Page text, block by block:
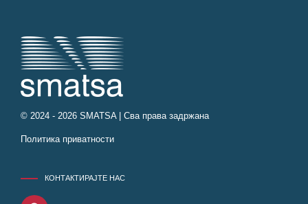
© 2024 - 2026 SMATSA | Сва права задржана
Политика приватности
КОНТАКТИРАЈТЕ НАС